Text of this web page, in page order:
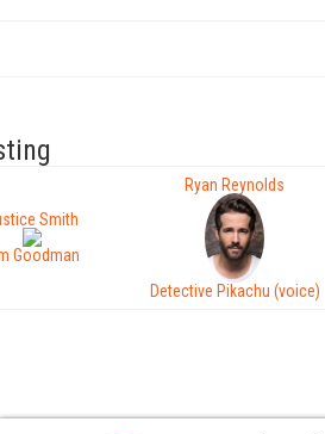
Smith
Goodman
Ryan Reynolds
Detective Pikachu (voice)